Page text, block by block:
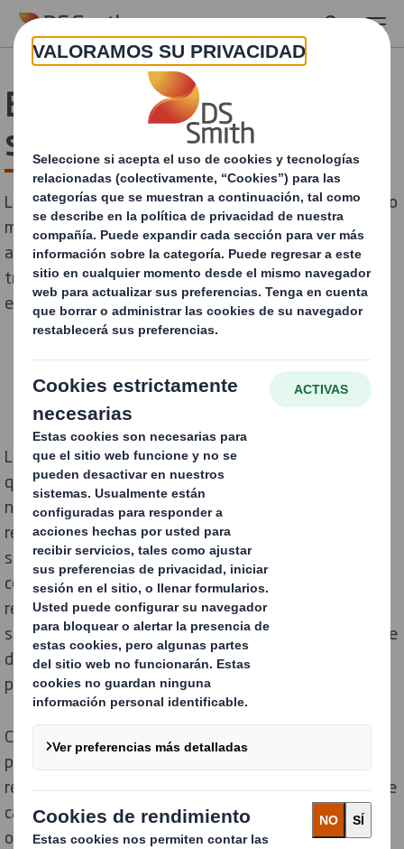
Skip to main content
Bosques para todos para
siempre
La sostenibilidad se encuentra en el corazón de nuestro
modelo de negocio y el compromiso con el medio
ambiente es una parte clave de cómo estamos
trabajando para acelerar la transición hacia una
economía circular.
La fibra es la principal materia prima de los productos
que fabricamos en nuestra compañía. Si bien con
nuestro modelo circular priorizamos el uso de fibras
recicladas, la reciclabilidad finita del papel hace que
siempre se necesiten fibras vírgenes para
complementar el sistema de cartón ondulado
renovable. Ya sea reciclada o virgen, la gestión
sostenible de la silvicultura y la adquisición responsable
de fibra son fundamentales para garantizar productos
producidos de manera responsable.
Como somos muy conscientes del impacto que
podemos generar en el planeta, además de las fibras
recicladas, solo utilizamos materias con certificación de
cadena de custodia. Así mismo, a lo largo de nuestras
operaciones y cadenas de suministro, desde el diseño